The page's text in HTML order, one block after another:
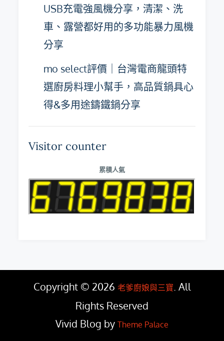
USB充電強風機分享，清潔、洗
車、露營都好用的多功能暴力風機
分享
mo select評價｜台灣電商龍頭特
選廚房料理小幫手，高品質鍋具心
得&多用途鑄鐵鍋分享
Visitor counter
累積人氣
Copyright © 2026 老爹廚娘與三寶. All
Rights Reserved
Vivid Blog by Theme Palace